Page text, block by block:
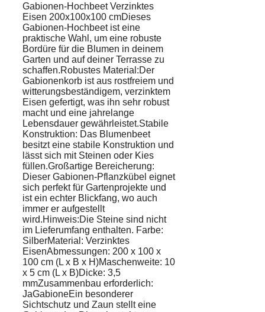
Gabionen-Hochbeet Verzinktes
Eisen 200x100x100 cmDieses
Gabionen-Hochbeet ist eine
praktische Wahl, um eine robuste
Bordüre für die Blumen in deinem
Garten und auf deiner Terrasse zu
schaffen.Robustes Material:Der
Gabionenkorb ist aus rostfreiem und
witterungsbeständigem, verzinktem
Eisen gefertigt, was ihn sehr robust
macht und eine jahrelange
Lebensdauer gewährleistet.Stabile
Konstruktion: Das Blumenbeet
besitzt eine stabile Konstruktion und
lässt sich mit Steinen oder Kies
füllen.Großartige Bereicherung:
Dieser Gabionen-Pflanzkübel eignet
sich perfekt für Gartenprojekte und
ist ein echter Blickfang, wo auch
immer er aufgestellt
wird.Hinweis:Die Steine sind nicht
im Lieferumfang enthalten. Farbe:
SilberMaterial: Verzinktes
EisenAbmessungen: 200 x 100 x
100 cm (L x B x H)Maschenweite: 10
x 5 cm (L x B)Dicke: 3,5
mmZusammenbau erforderlich:
JaGabioneEin besonderer
Sichtschutz und Zaun stellt eine